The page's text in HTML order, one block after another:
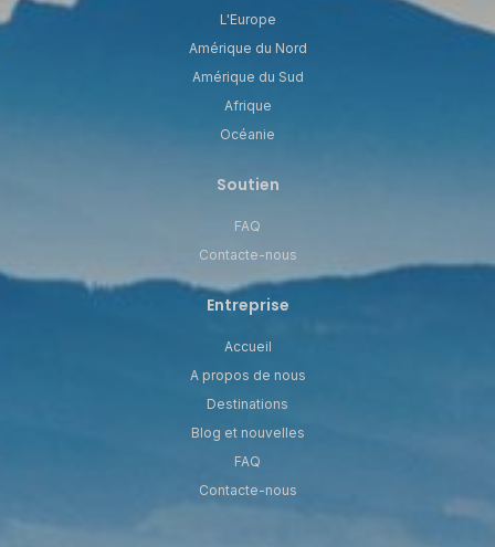
L'Europe
Amérique du Nord
Amérique du Sud
Afrique
Océanie
Soutien
FAQ
Contacte-nous
Entreprise
Accueil
A propos de nous
Destinations
Blog et nouvelles
FAQ
Contacte-nous